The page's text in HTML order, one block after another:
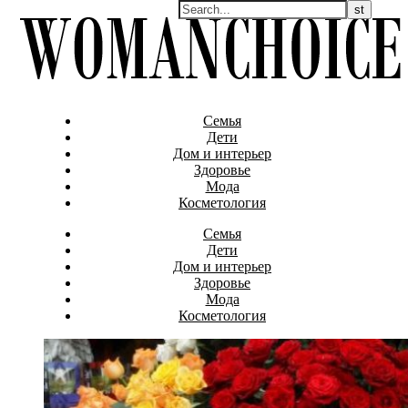
Семья
Дети
Дом и интерьер
Здоровье
Мода
Косметология
Семья
Дети
Дом и интерьер
Здоровье
Мода
Косметология